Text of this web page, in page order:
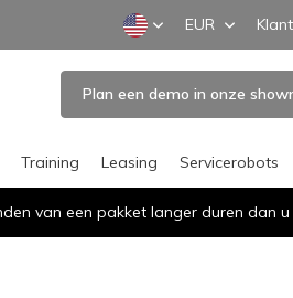
EUR
Plan een demo in onze
Training Leasing Servicerobots
van een pakket langer duren dan